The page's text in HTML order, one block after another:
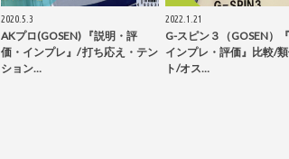
2020.5.3
AKプロ(GOSEN) 『説明・評
価・インプレ』/ 打ち応え・テン
ション…
2022.1.21
G-スピン３（GOSEN）
インプレ・評価』比較/
ト/オス…